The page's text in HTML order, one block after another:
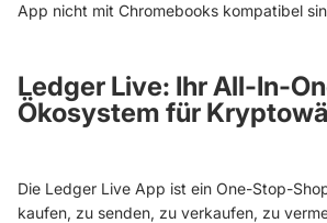
App nicht mit Chromebooks kompatibel
Ledger Live: Ihr All-In-
Ökosystem für
Die Ledger Live App ist ein One-Stop-
kaufen, zu senden, zu verkaufen, zu